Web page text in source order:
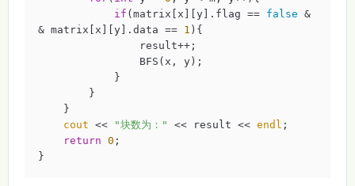
if (matrix[x][y].flag == false &
& matrix[x][y].data == 1 ){
result++;
BFS(x, y);
}
}
}
cout << "块数为：" << result << endl ;
return 0 ;
}